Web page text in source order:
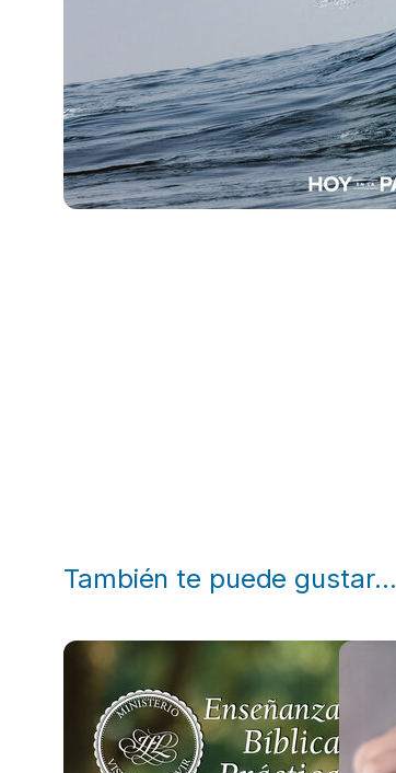
También te puede gustar…